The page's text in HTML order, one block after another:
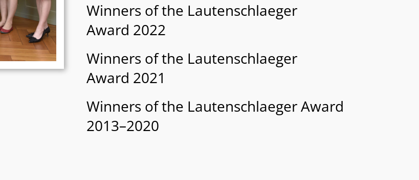
Winners of the Lautenschlaeger
Award 2022
Winners of the Lautenschlaeger
Award 2021
Winners of the Lautenschlaeger Award
2013–2020